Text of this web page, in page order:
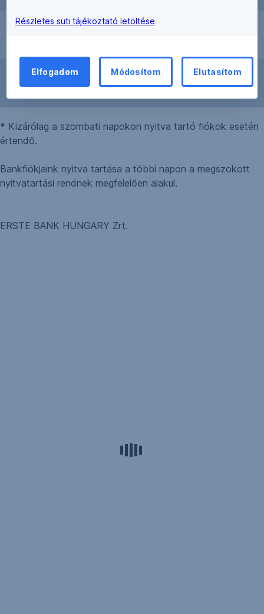
2016. március
Kedd
2016. március
28.
Hétfő
Munkaszüneti
nap
* Kizárólag a szombati napokon nyitva tartó fiókok esetén
értendő.
Bankfiókjaink nyitva tartása a többi napon a megszokott
nyitvatartási rendnek megfelelően alakul.
ERSTE BANK HUNGARY Zrt.
Részletes süti tájékoztató letöltése
Elfogadom Módosítom Elutasítom